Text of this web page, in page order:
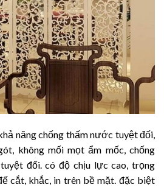
năng chống thấm nước tuyệt đối,
không mối mọt ẩm mốc, chống
đối. có độ chịu lực cao, trọng
cắt, khắc, in trên bề mặt. đặc biệt